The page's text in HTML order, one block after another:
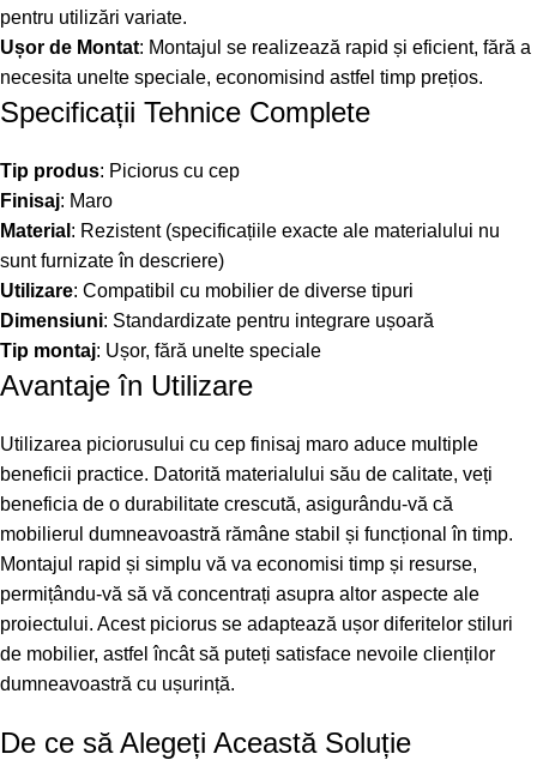
pentru utilizări variate.
Ușor de Montat: Montajul se realizează rapid și eficient, fără a
necesita unelte speciale, economisind astfel timp prețios.
Specificații Tehnice Complete
Tip produs: Piciorus cu cep
Finisaj: Maro
Material : Rezistent (specificațiile exacte ale materialului nu
sunt furnizate în descriere)
Utilizare: Compatibil cu mobilier de diverse tipuri
Dimensiuni: Standardizate pentru integrare ușoară
Tip montaj: Ușor, fără unelte speciale
Avantaje în Utilizare
Utilizarea piciorusului cu cep finisaj maro aduce multiple
beneficii practice. Datorită materialului său de calitate, veți
beneficia de o durabilitate crescută, asigurându-vă că
mobilierul dumneavoastră rămâne stabil și funcțional în timp.
Montajul rapid și simplu vă va economisi timp și resurse,
permițându-vă să vă concentrați asupra altor aspecte ale
proiectului. Acest piciorus se adaptează ușor diferitelor stiluri
de mobilier, astfel încât să puteți satisface nevoile clienților
dumneavoastră cu ușurință.
De ce să Alegeți Această Soluție